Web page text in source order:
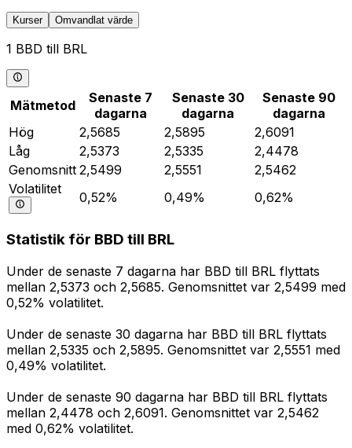
Kurser Omvandlat värde
1 BBD till BRL
Mätmetod
Senaste 7
dagarna
Senaste 30
dagarna
Senaste 90
dagarna
Hög
2,5685 2,5895
2,6091
Låg
2,5373 2,5335
2,4478
Genomsnitt 2,5499 2,5551
2,5462
Volatilitet
0,52% 0,49% 0,62%
Statistik för BBD till BRL
Under de senaste 7 dagarna har BBD till BRL flyttats
mellan 2,5373 och 2,5685. Genomsnittet var 2,5499 med
0,52% volatilitet.
Under de senaste 30 dagarna har BBD till BRL flyttats
mellan 2,5335 och 2,5895. Genomsnittet var 2,5551 med
0,49% volatilitet.
Under de senaste 90 dagarna har BBD till BRL flyttats
mellan 2,4478 och 2,6091. Genomsnittet var 2,5462
med 0,62% volatilitet.